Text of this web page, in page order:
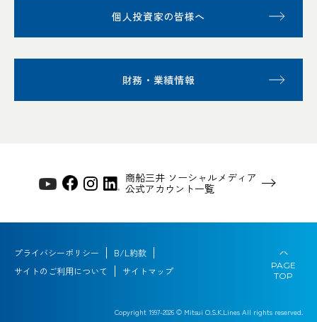
個人投資家の皆様へ
財務・業績情報
商船三井 ソーシャルメディア
公式アカウント一覧
プライバシーポリシー
B/L約款
サイトのご利用について
サイトマップ
Copyright 1997-2026 © Mitsui O.S.K.Lines All rights reserved.
PAGE
TOP